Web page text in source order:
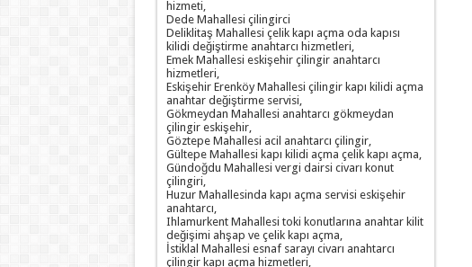
hizmeti,
Dede Mahallesi çilingirci
Deliklitaş Mahallesi çelik kapı açma oda kapısı
kilidi değiştirme anahtarcı hizmetleri,
Emek Mahallesi eskişehir çilingir anahtarcı
hizmetleri,
Eskişehir Erenköy Mahallesi çilingir kapı kilidi açma
anahtar değiştirme servisi,
Gökmeydan Mahallesi anahtarcı gökmeydan
çilingir eskişehir,
Göztepe Mahallesi acil anahtarcı çilingir,
Gültepe Mahallesi kapı kilidi açma çelik kapı açma,
Gündoğdu Mahallesi vergi dairsi civarı konut
çilingiri,
Huzur Mahallesinda kapı açma servisi eskişehir
anahtarcı,
Ihlamurkent Mahallesi toki konutlarına anahtar kilit
değişimi ahşap ve çelik kapı açma,
İstiklal Mahallesi esnaf sarayı civarı anahtarcı
çilingir kapı açma hizmetleri,